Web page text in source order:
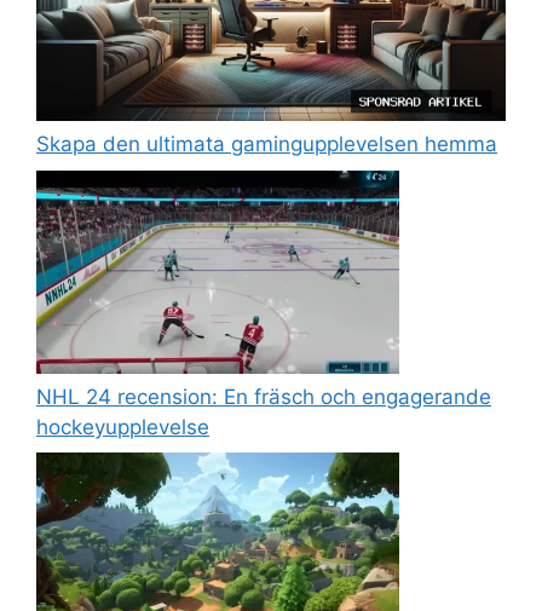
Skapa den ultimata gamingupplevelsen hemma
NHL 24 recension: En fräsch och engagerande
hockeyupplevelse